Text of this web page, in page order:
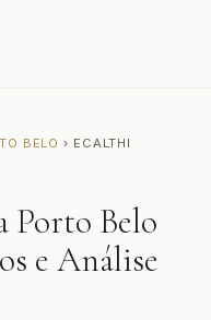
BELO › ECALTHI
Porto Belo
e Análise